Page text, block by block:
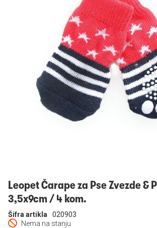
Leopet Čarape za Pse Zvezde &
3,5x9cm / 4 kom.
Nema na stanju
Šifra artikla 020903